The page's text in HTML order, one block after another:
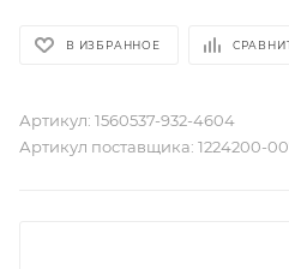
В ИЗБРАННОЕ
Артикул: 1560537-932-4604
Артикул поставщика: 1224200-